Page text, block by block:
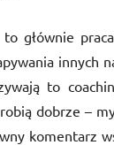
głównie
innych
to
dobrze –
komentarz